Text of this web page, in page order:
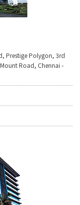
Prestige Polygon, 3rd
Road, Chennai -